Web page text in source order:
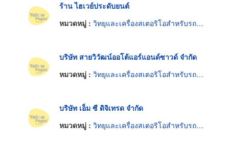
ร้าน ไฮเวย์ประดับยนต์
หมวดหมู่ : วิทยุและเครื่องสเตอริโอสำหรับรถยนต์
บริษัท สายวิวัฒน์ออโต้แอร์แอนด์ซาวด์ จำกัด
หมวดหมู่ : วิทยุและเครื่องสเตอริโอสำหรับรถยนต์
บริษัท เอ็ม ซี ดิจิเทรด จำกัด
หมวดหมู่ : วิทยุและเครื่องสเตอริโอสำหรับรถยนต์